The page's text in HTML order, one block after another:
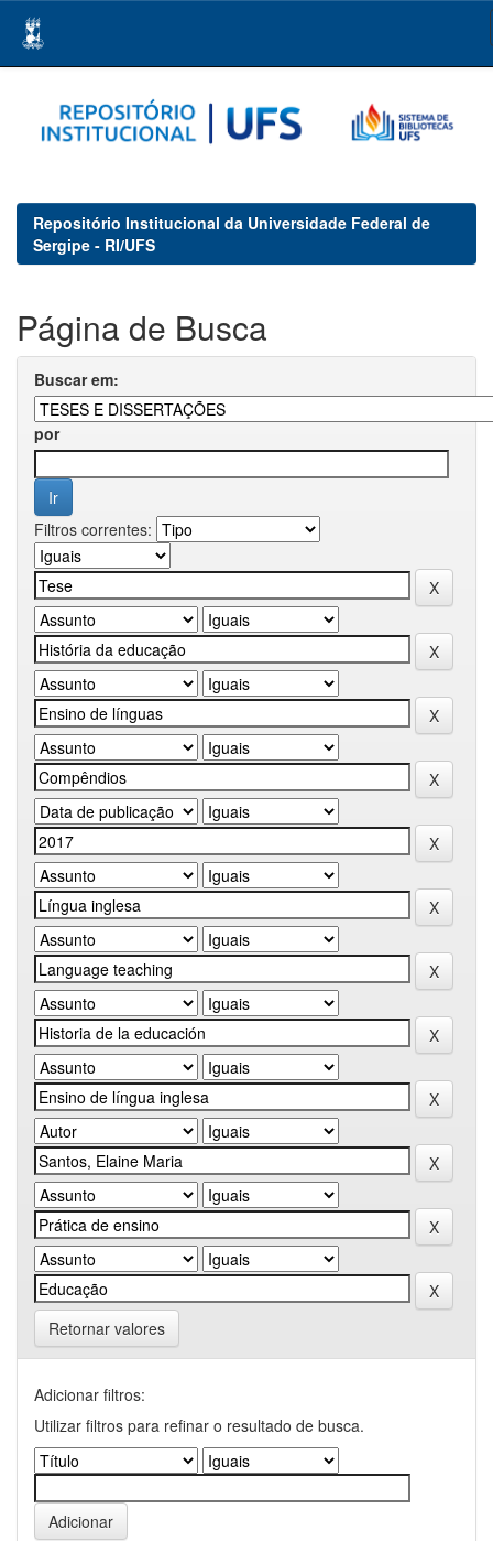
navigation
Repositório Institucional da Universidade Federal de
Sergipe - RI/UFS
Página de Busca
Buscar em:
por
Filtros correntes:
Retornar valores
Adicionar filtros:
Utilizar filtros para refinar o resultado de busca.